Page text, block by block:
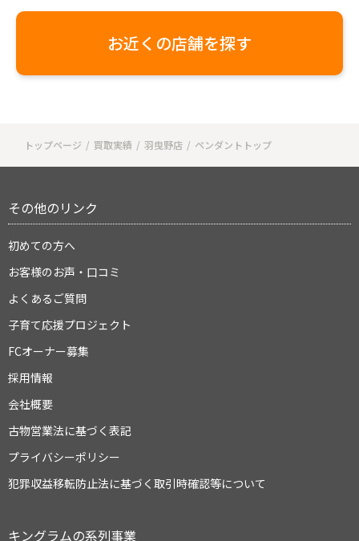
お近くの店舗を探す
トップページ 買取実績 羽曳野店 ペンダントトップ
その他のリンク
初めての方へ
お客様のお声・口コミ
よくあるご質問
子育て応援プロジェクト
FCオーナー募集
採用情報
会社概要
古物営業法に基づく表記
プライバシーポリシー
犯罪収益移転防止法に基づく取引時確認等について
キングラムの系列事業